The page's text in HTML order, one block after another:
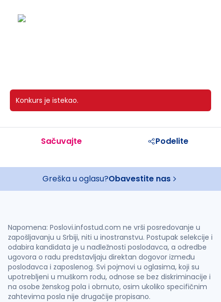
Konkurs je istekao.
Sačuvajte Podelite
Greška u oglasu?Obavestite nas
Napomena: Poslovi.infostud.com ne vrši posredovanje u
zapošljavanju u Srbiji, niti u inostranstvu. Postupak selekcije i
odabira kandidata je u nadležnosti poslodavca, a odredbe
ugovora o radu predstavljaju direktan dogovor između
poslodavca i zaposlenog. Svi pojmovi u oglasima, koji su
upotrebljeni u muškom rodu, odnose se bez diskriminacije i
na osobe ženskog pola i obrnuto, osim ukoliko specifičnim
zahtevima posla nije drugačije propisano.